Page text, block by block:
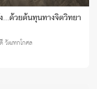
…ด้วยต้นทุนทางจิตวิทยา
วัฒฑกโกศล